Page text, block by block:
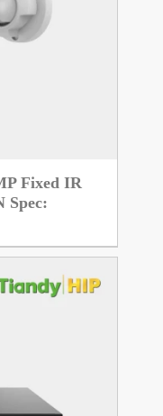
Fixed IR
Spec: